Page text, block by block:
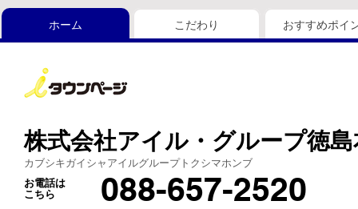
ホーム こだわり おすすめポイ
株式会社アイル・グループ徳
カブシキガイシャアイルグループトクシマホンブ
お電話は
こちら
088-657-2520